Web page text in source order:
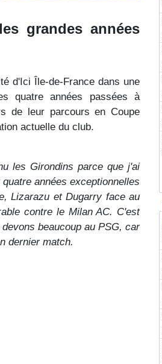
grandes années
d'Ici Île-de-France dans une
quatre années passées à
de leur parcours en Coupe
actuelle du club.
les Girondins parce que j'ai
années exceptionnelles
Lizarazu et Dugarry face au
contre le Milan AC. C'est
beaucoup au PSG, car
dernier match.